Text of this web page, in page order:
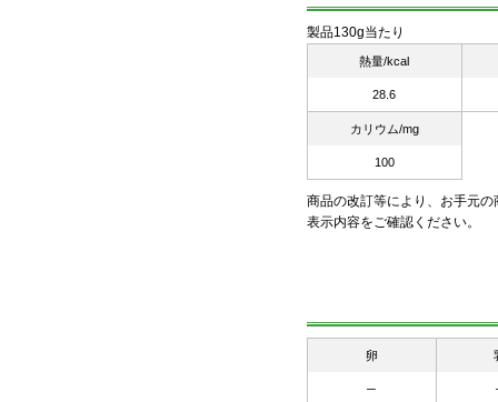
製品130g当たり
熱量/kcal
28.6
カリウム/mg
100
商品の改訂等により、お手元
表示内容をご確認ください。
卵
─